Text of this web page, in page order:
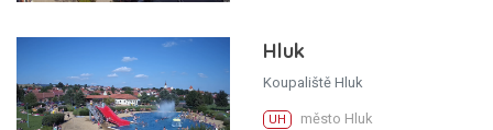
Hluk
Koupaliště Hluk
UH město Hluk